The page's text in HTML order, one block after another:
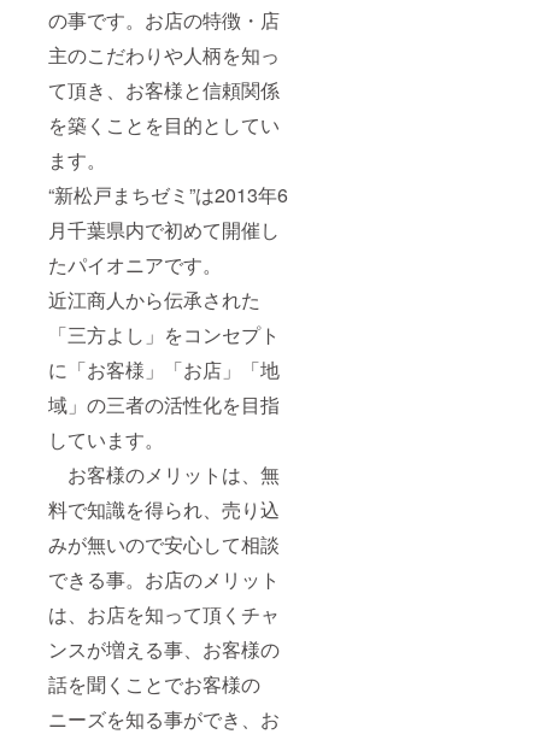
の事です。お店の特徴・店
主のこだわりや人柄を知っ
て頂き、お客様と信頼関係
を築くことを目的としてい
ます。
“新松戸まちゼミ”は2013年6
月千葉県内で初めて開催し
たパイオニアです。
近江商人から伝承された
「三方よし」をコンセプト
に「お客様」「お店」「地
域」の三者の活性化を目指
しています。
お客様のメリットは、無
料で知識を得られ、売り込
みが無いので安心して相談
できる事。お店のメリット
は、お店を知って頂くチャ
ンスが増える事、お客様の
話を聞くことでお客様の
ニーズを知る事ができ、お